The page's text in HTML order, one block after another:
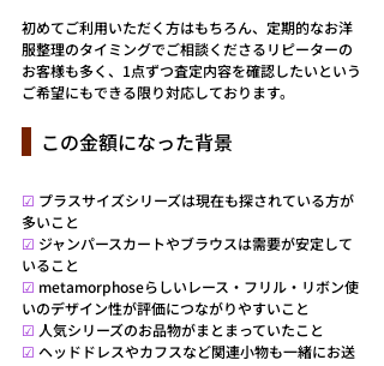
初めてご利用いただく方はもちろん、定期的なお洋
服整理のタイミングでご相談くださるリピーターの
お客様も多く、1点ずつ査定内容を確認したいという
ご希望にもできる限り対応しております。
この金額になった背景
☑ プラスサイズシリーズは現在も探されている方が
多いこと
☑ ジャンパースカートやブラウスは需要が安定して
いること
☑ metamorphoseらしいレース・フリル・リボン使
いのデザイン性が評価につながりやすいこと
☑ 人気シリーズのお品物がまとまっていたこと
☑ ヘッドドレスやカフスなど関連小物も一緒にお送